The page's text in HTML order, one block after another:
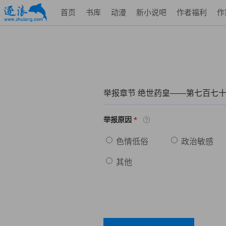
首页 书库 动漫 新小说吧 作者福利 作
举报章节 绝世药皇——第七百七
举报原因 *
色情低俗 政治敏感
其他